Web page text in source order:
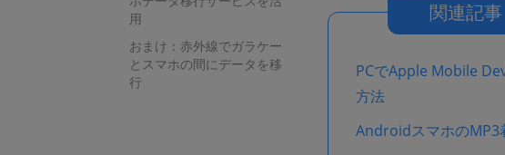
用
おまけ：赤外線でガラケー
とスマホの間にデータを移
行
関連記事
PCでApple Mobile
方法
AndroidスマホのMP3